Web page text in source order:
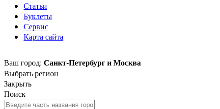
Статьи
Буклеты
Сервис
Карта сайта
Ваш город: Санкт-Петербург и Москва
Выбрать регион
Закрыть
Поиск